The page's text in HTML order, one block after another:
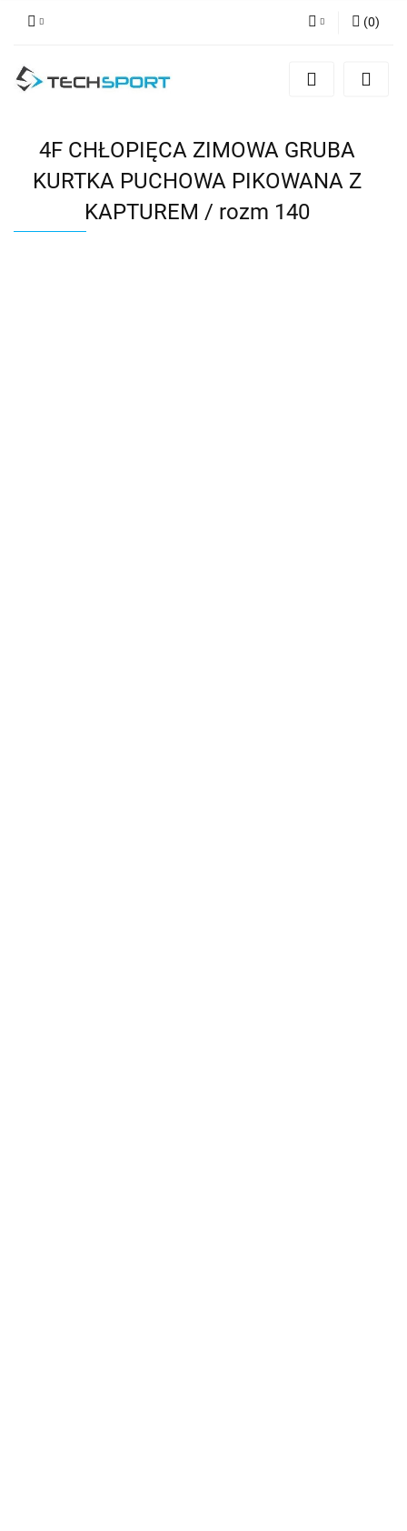
Zaloguj się
(0)
4F CHŁOPIĘCA ZIMOWA GRUBA
KURTKA PUCHOWA PIKOWANA Z
KAPTUREM / rozm 140